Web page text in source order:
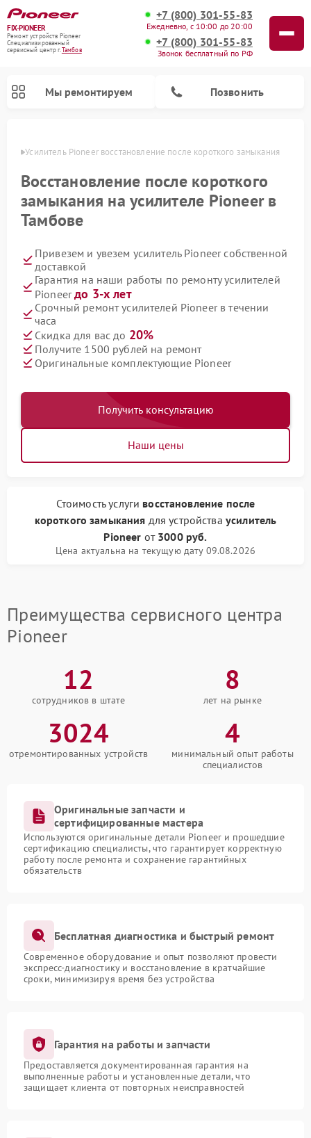
FIX-PIONEER
Ремонт устройств Pioneer
Специализированный
cервисный центр г.Тамбов
+7 (800) 301-55-83
Ежедневно, с 10:00 до 20:00
+7 (800) 301-55-83
Звонок бесплатный по РФ
Мы ремонтируем Позвонить
Усилитель Pioneer восстановление после короткого замыкания
Восстановление после короткого
замыкания на усилителе Pioneer в
Тамбове
Привезем и увезем усилитель Pioneer собственной
доставкой
Гарантия на наши работы по ремонту усилителей
Pioneerдо 3-х лет
Срочный ремонт усилителей Pioneer в течении
часа
Скидка для вас до 20%
Получите 1500 рублей на ремонт
Оригинальные комплектующие Pioneer
Получить консультацию
Наши цены
Стоимость услуги восстановление после
короткого замыкания для устройства усилитель
Pioneer от 3000 руб.
Цена актуальна на текущую дату 09.08.2026
Преимущества сервисного центра
Pioneer
12
сотрудников в штате
8
лет на рынке
3024
отремонтированных устройств
4
минимальный опыт работы
специалистов
Оригинальные запчасти и
сертифицированные мастера
Используются оригинальные детали Pioneer и прошедшие
сертификацию специалисты, что гарантирует корректную
работу после ремонта и сохранение гарантийных
обязательств
Бесплатная диагностика и быстрый ремонт
Современное оборудование и опыт позволяют провести
экспресс-диагностику и восстановление в кратчайшие
сроки, минимизируя время без устройства
Гарантия на работы и запчасти
Предоставляется документированная гарантия на
выполненные работы и установленные детали, что
защищает клиента от повторных неисправностей